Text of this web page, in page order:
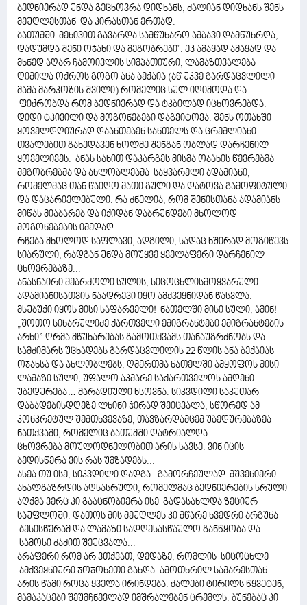
ბედნიერად უნდა გეცხოვრა დიდხანს, ძალიან დიდხანს შენს
მეუღლესთან და კირასთან ერთად.
ბათუმში მეხივით გავარდა სამწუხარო ამბავი დამწუხრდა,
დადუმდა შენი ოჯახი და მეგობრები". ეჰ ამაყად ამაყად და
მხნედ აღარ ჩამოივლის სიმპათიური, ლამაზთვალება
ღიმილა ოქროს გოგო ანა ბექაია (აწ უკვე გარდაცვლილი
მამა მარკოზის შვილი) რომელიც სულ იღიმოდა და
ფიქრობდა რომ ბედნიერად და ტკბილად იცხოვრებდა.
დიდი ტკივილი და მოგონებები დაგვიტოვა. შენს ოთახში
ყოველდღიურად დაანთებენ სანთელს და ცრემლიანი
თვალებით გახედავენ ხოლმე შენგან ობლად დარჩენილ
ყოველივეს. ანას სახით დაკარგეს მისმა ოჯახის წევრებმა
მეგობრებმა და ახლობლებმა საყვარელი ადამიანი,
რომელმაც თან წაიღო მათი გული და დატოვა გამოფიტული
და დაცარიელებული. რა ძნელია, რომ შენისთანა ადამიანს
მიწას მიაბარებ და იქიდან დაბრუნდები მხოლოდ
მოგონებების იმედად.
რჩება მხოლოდ საფლავი, ადგილი, სადაც ხშირად მოგიწევს
სიარული, რადგან უნდა მოუყვე ყველაფერი დარჩენილ
ცხოვრებაზე...
ანასნაირი მებრძოლი სულის, სიცოცხლისმოყვარული
ადამიანისათვის ნაადრევი იყო ამქვეყნიდან წასვლა.
მსუბუქი იყოს მისი საფარველი! ნათელში მისი სული, ამინ!
„შოთო სიხარულიძე ქართველი ემიგრანტები ემიგრანტების
არხი” ღრმა მწუხარებას გამოთქვამს თანაუგრძნობს და
სამძიმარს უცხადებს გარდაცვლილის 22 წლის ანა ბექაიას
ოჯახსა და ახლობლებს, ღმერთმა ნათელში ამყოფოს მისი
ლამაზი სული, უფალო აკმარე საქართველოს ამდენი
უბედურება… მარადიული ხსოვნა. სიკვდილი საკუთარ
დაბადებისდღეზე ლხინი ჭირად შეიცვალა, სწორედ ამ
კონკრეტულ შემთხვევაზე, თავზარდამცემ უბედურებაზეა
ნათქვამი, რომელიც ბათუმში დატრიალდა.
ცხოვრება მოულოდნელობით არის სავსე. ვინ იცის
ბედისწერა ვის რას უმზადებს...
ასეა თუ ისე, სიკვდილი დადგა. გამორჩეულად მშვენიერი
ახალგაზრდის აღსასრული, რომელმაც ბედნიერების სრული
აღქმა ვერც კი გააცნობიერა ისე გადასახლდა ზეციურ
საუფლოში. დათოს მის მეუღლეს კი მწარე ხვედრი არგუნა
ბესისწერამ და ლამაზი სადღესასწაულო განწყობა და
სამოსი ძაძით შეუცვალა...
არაფერი რომ არ ვთქვათ, დედაზე, რომლის სიცოცხლე
ამქვეყნიური ჯოჯოხეთი გახდა. ამოთხრილ სამარესთან
არის წამი როცა ყველა ირინდება. ქალები ტირილს წყვეტენ,
მამაკაცები შეუმჩნევლად იმშრალებენ ცრემლს. ბუნებაც კი